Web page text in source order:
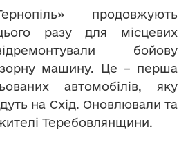
продовжують
разу для місцевих
бойову
машину. Це – перша
автомобілів, яку
на Схід. Оновлювали та
Теребовлянщини.